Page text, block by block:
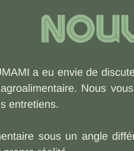
a eu envie de
Nous
entretiens.
sous un angle